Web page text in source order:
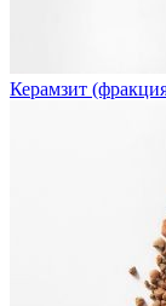
Керамзит